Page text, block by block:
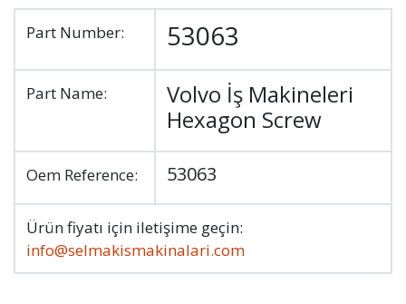
Part Number: 53063
Part Name:
Volvo İş Makineleri
Hexagon Screw
Oem Reference: 53063
Ürün fiyatı için iletişime geçin:
info@selmakismakinalari.com